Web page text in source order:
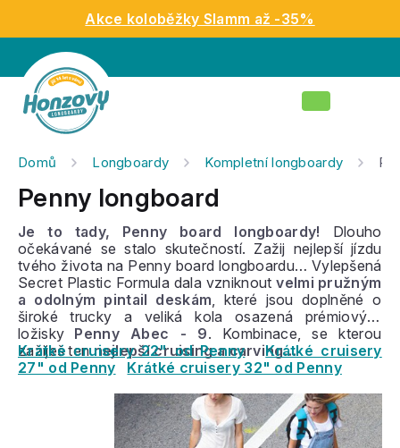
obsah
Akce koloběžky Slamm až -35%
Nákupní
Domů Longboardy Kompletní longboardy
Penny longboard
Je to tady, Penny board longboardy! Dlouho
očekávané se stalo skutečností. Zažij nejlepší jízdu
tvého života na Penny board longboardu… Vylepšená
Secret Plastic Formula dala vzniknoutvelmi pružným
a odolným pintail deskám, které jsou doplněné o
široké trucky a veliká kola osazená prémiovými
ložisky Penny Abec - 9. Kombinace, se kterou
zažiješ tennejlepší cruising a carving…
Krátké cruisery 22" od Penny
Krátké cruisery
27" od Penny
Krátké cruisery 32" od Penny